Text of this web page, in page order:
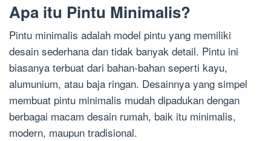
Apa itu Pintu Minimalis?
Pintu minimalis adalah model pintu yang memiliki
desain sederhana dan tidak banyak detail. Pintu ini
biasanya terbuat dari bahan-bahan seperti kayu,
alumunium, atau baja ringan. Desainnya yang simpel
membuat pintu minimalis mudah dipadukan dengan
berbagai macam desain rumah, baik itu minimalis,
modern, maupun tradisional.